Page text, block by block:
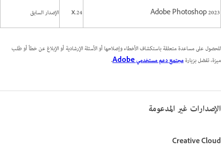
Adobe Photoshop 2023
24.x الإصدار السابق
للحصول على مساعدة متعلقة باستكشاف الأخطاء وإصلاحها أو الأسئلة الإرشادية أو الإبلاغ عن خطأ أو طلب
ميزة، تفضل بزيارةمجتمع دعم مستخدمي Adobe .
الإصدارات غير المدعومة
Creative Cloud